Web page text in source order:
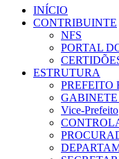
INÍCIO
CONTRIBUINTE
NFS
PORTAL
ESTRUTURA
PREFEITO
GABINETE
Vice-Prefeito